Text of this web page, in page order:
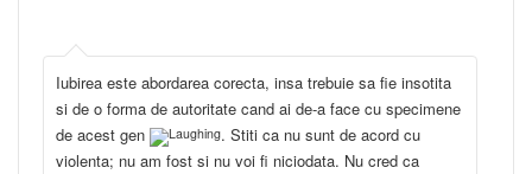
Iubirea este abordarea corecta, insa trebuie sa fie insotita
si de o forma de autoritate cand ai de-a face cu specimene
de acest gen
. Stiti ca nu sunt de acord cu
violenta; nu am fost si nu voi fi niciodata. Nu cred ca